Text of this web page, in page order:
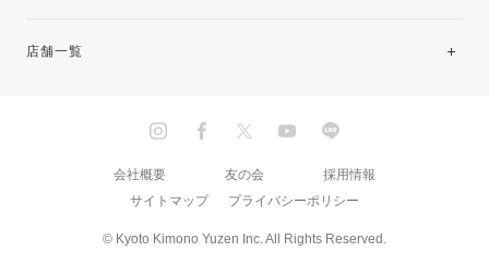
店舗一覧
© Kyoto Kimono Yuzen Inc. All Rights Reserved.
会社概要 友の会
採用情報
サイトマップ
プライバシーポリシー